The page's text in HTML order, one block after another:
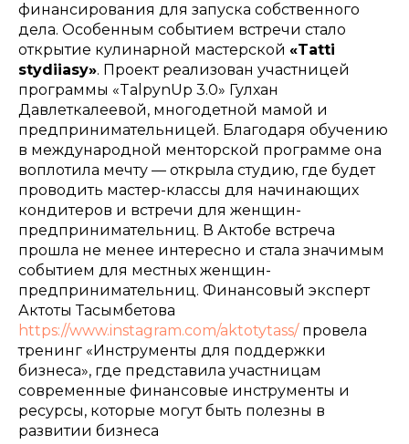
финансирования для запуска собственного
дела. Особенным событием встречи стало
открытие кулинарной мастерской «Tatti
stydiiasy». Проект реализован участницей
программы «TalpynUp 3.0» Гулхан
Давлеткалеевой, многодетной мамой и
предпринимательницей. Благодаря обучению
в международной менторской программе она
воплотила мечту — открыла студию, где будет
проводить мастер-классы для начинающих
кондитеров и встречи для женщин-
предпринимательниц. В Актобе встреча
прошла не менее интересно и стала значимым
событием для местных женщин-
предпринимательниц. Финансовый эксперт
Актоты Тасымбетова
https://www.instagram.com/aktotytass/ провела
тренинг «Инструменты для поддержки
бизнеса», где представила участницам
современные финансовые инструменты и
ресурсы, которые могут быть полезны в
развитии бизнеса